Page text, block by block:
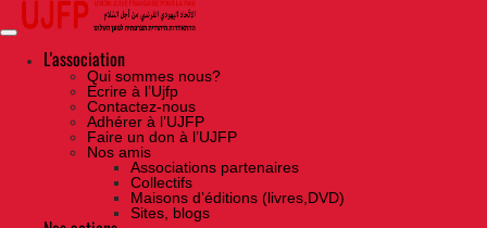
Skip
the
contentL'association
Qui sommes nous?
Ecrire à l’Ujfp
Contactez-nous
Adhérer à l’UJFP
Faire un don à l’UJFP
Nos amis
Associations partenaires
Collectifs
Maisons d’éditions (livres,DVD)
Sites, blogs